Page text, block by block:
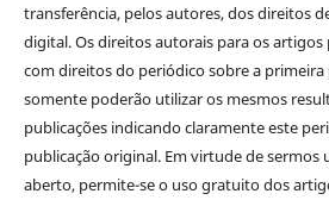
transferência, pelos autores, dos direitos
digital. Os direitos autorais para os
com direitos do periódico sobre a primeira
somente poderão utilizar os mesmos
publicações indicando claramente este
publicação original. Em virtude de sermos
aberto, permite-se o uso gratuito dos